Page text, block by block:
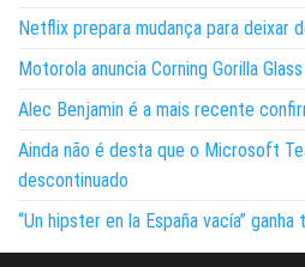
Netflix prepara mudança para deixar
Motorola anuncia Corning Gorilla
Alec Benjamin é a mais recente
Ainda não é desta que o Microsoft
descontinuado
“Un hipster en la España vacía”